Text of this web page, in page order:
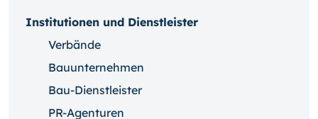
Institutionen und Dienstleister
Verbände
Bauunternehmen
Bau-Dienstleister
PR-Agenturen